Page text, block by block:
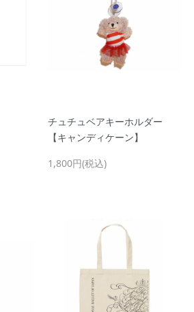
チュチュベアキーホルダー
【キャンディケーン】
1,800円(税込)